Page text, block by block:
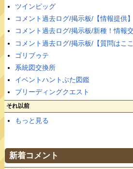
ツインピッグ
コメント過去ログ/掲示板/【情報提供
コメント過去ログ/掲示板/新種！情報
コメント過去ログ/掲示板/【質問はこ
ゴリブゥテ
系統図交換所
イベントハントぶた図鑑
ブリーディングクエスト
それ以前
もっと見る
新着コメント